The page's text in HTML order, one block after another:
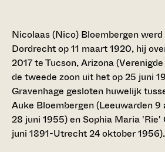
Nicolaas (Nico) Bloembergen
Dordrecht op 11 maart 1920, hij
2017 te Tucson, Arizona
de tweede zoon uit het op 25 juni
Gravenhage gesloten huwelijk
Auke Bloembergen (Leeuwarden
28 juni 1955) en Sophia Maria
juni 1891-Utrecht 24 oktober 1956).